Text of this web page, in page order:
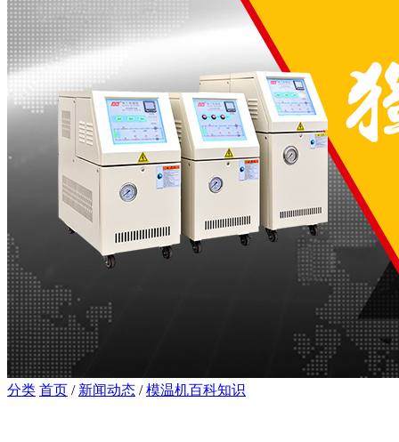
分类 首页 / 新闻动态 /模温机百科知识